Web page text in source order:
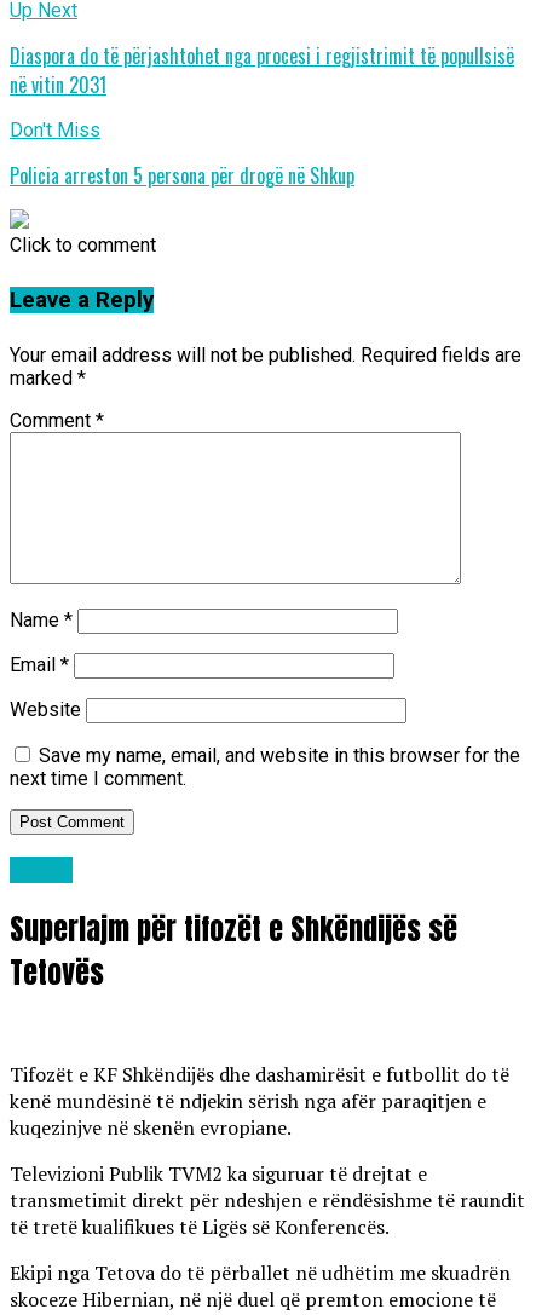
Up Next
Diaspora do të përjashtohet nga procesi i regjistrimit të popullsisë
në vitin 2031
Don't Miss
Policia arreston 5 persona për drogë në Shkup
Click to comment
Leave a Reply
Your email address will not be published. Required fields are
marked *
Comment *
Name *
Email *
Website
Save my name, email, and website in this browser for the
next time I comment.
Superlajm për tifozët e Shkëndijës së
Tetovës
Tifozët e KF Shkëndijës dhe dashamirësit e futbollit do të
kenë mundësinë të ndjekin sërish nga afër paraqitjen e
kuqezinjve në skenën evropiane.
Televizioni Publik TVM2 ka siguruar të drejtat e
transmetimit direkt për ndeshjen e rëndësishme të raundit
të tretë kualifikues të Ligës së Konferencës.
Ekipi nga Tetova do të përballet në udhëtim me skuadrën
skoceze Hibernian, në një duel që premton emocione të